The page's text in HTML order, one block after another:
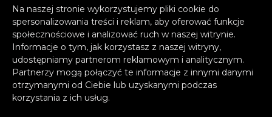
Na naszej stronie wykorzystujemy pliki cookie do
spersonalizowania treści i reklam, aby oferować funkcje
społecznościowe i analizować ruch w naszej witrynie.
Informacje o tym, jak korzystasz z naszej witryny,
udostępniamy partnerom reklamowym i analitycznym.
Partnerzy mogą połączyć te informacje z innymi danymi
otrzymanymi od Ciebie lub uzyskanymi podczas
korzystania z ich usług.